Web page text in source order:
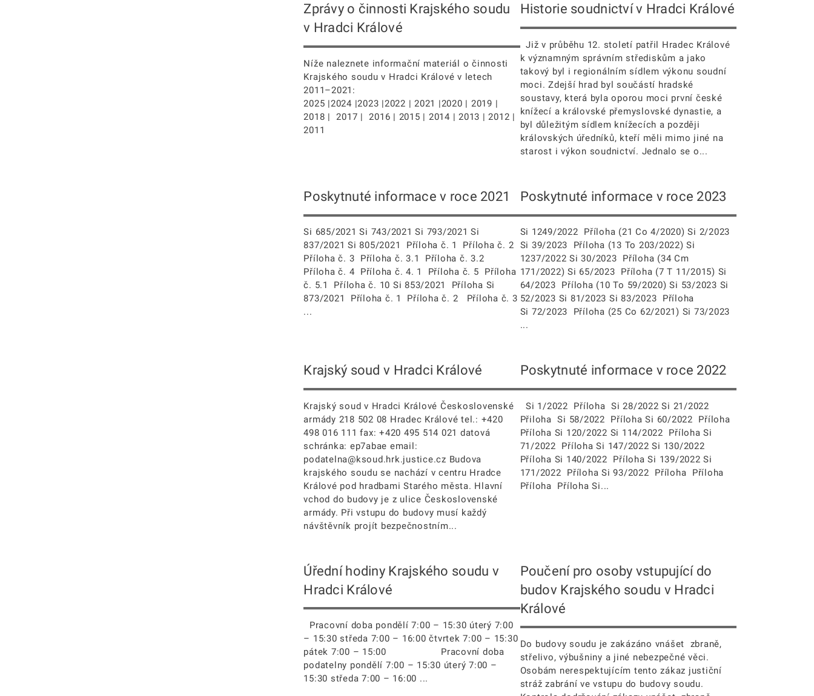
Zprávy o činnosti Krajského soudu
v Hradci Králové
Níže naleznete informační materiál o činnosti
Krajského soudu v Hradci Králové v letech
2011–2021:
2025 |2024 |2023 |2022 | 2021 |2020 | 2019 |
2018 | 2017 | 2016 | 2015 | 2014 | 2013 | 2012 |
2011
Historie soudnictví v Hradci Králové
Již v průběhu 12. století patřil Hradec Králové
k významným správním střediskům a jako
takový byl i regionálním sídlem výkonu soudní
moci. Zdejší hrad byl součástí hradské
soustavy, která byla oporou moci první české
knížecí a královské přemyslovské dynastie, a
byl důležitým sídlem knížecích a později
královských úředníků, kteří měli mimo jiné na
starost i výkon soudnictví. Jednalo se o...
Poskytnuté informace v roce 2021
Si 685/2021 Si 743/2021 Si 793/2021 Si
837/2021 Si 805/2021 Příloha č. 1 Příloha č. 2
Příloha č. 3 Příloha č. 3.1 Příloha č. 3.2
Příloha č. 4 Příloha č. 4. 1 Příloha č. 5 Příloha
č. 5.1 Příloha č. 10 Si 853/2021 Příloha Si
873/2021 Příloha č. 1 Příloha č. 2 Příloha č. 3
...
Poskytnuté informace v roce 2023
Si 1249/2022 Příloha (21 Co 4/2020) Si 2/2023
Si 39/2023 Příloha (13 To 203/2022) Si
1237/2022 Si 30/2023 Příloha (34 Cm
171/2022) Si 65/2023 Příloha (7 T 11/2015) Si
64/2023 Příloha (10 To 59/2020) Si 53/2023 Si
52/2023 Si 81/2023 Si 83/2023 Příloha
Si 72/2023 Příloha (25 Co 62/2021) Si 73/2023
...
Krajský soud v Hradci Králové
Krajský soud v Hradci Králové Československé
armády 218 502 08 Hradec Králové tel.: +420
498 016 111 fax: +420 495 514 021 datová
schránka: ep7abae email:
podatelna@ksoud.hrk.justice.cz Budova
krajského soudu se nachází v centru Hradce
Králové pod hradbami Starého města. Hlavní
vchod do budovy je z ulice Československé
armády. Při vstupu do budovy musí každý
návštěvník projít bezpečnostním...
Poskytnuté informace v roce 2022
Si 1/2022 Příloha Si 28/2022 Si 21/2022
Přiloha Si 58/2022 Příloha Si 60/2022 Příloha
Příloha Si 120/2022 Si 114/2022 Příloha Si
71/2022 Příloha Si 147/2022 Si 130/2022
Příloha Si 140/2022 Příloha Si 139/2022 Si
171/2022 Příloha Si 93/2022 Příloha Příloha
Příloha Příloha Si...
Úřední hodiny Krajského soudu v
Hradci Králové
Pracovní doba pondělí 7:00 – 15:30 úterý 7:00
– 15:30 středa 7:00 – 16:00 čtvrtek 7:00 – 15:30
pátek 7:00 – 15:00 Pracovní doba
podatelny pondělí 7:00 – 15:30 úterý 7:00 –
15:30 středa 7:00 – 16:00 ...
Poučení pro osoby vstupující do
budov Krajského soudu v Hradci
Králové
Do budovy soudu je zakázáno vnášet zbraně,
střelivo, výbušniny a jiné nebezpečné věci.
Osobám nerespektujícím tento zákaz justiční
stráž zabrání ve vstupu do budovy soudu.